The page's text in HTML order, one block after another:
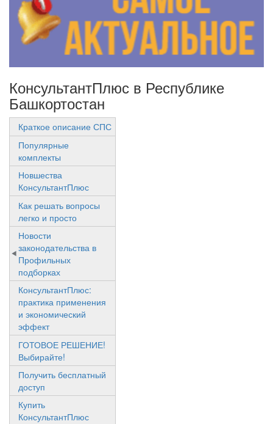
КонсультантПлюс в Республике
Башкортостан
Краткое описание СПС
Популярные
комплекты
Новшества
КонсультантПлюс
Как решать вопросы
легко и просто
Новости
законодательства в
Профильных
подборках
КонсультантПлюс:
практика применения
и экономический
эффект
ГОТОВОЕ РЕШЕНИЕ!
Выбирайте!
Получить бесплатный
доступ
Купить
КонсультантПлюс